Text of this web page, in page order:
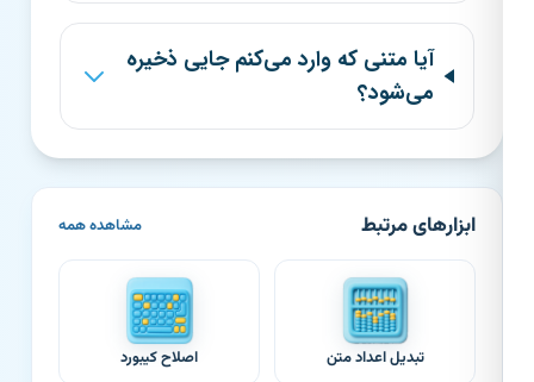
آیا متنی که وارد می‌کنم جایی ذخیره
می‌شود؟
ابزارهای مرتبط مشاهده همه
تبدیل اعداد متن اصلاح کیبورد